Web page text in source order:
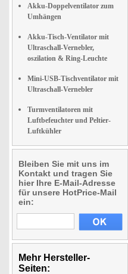
Akku-Doppelventilator zum
Umhängen
Akku-Tisch-Ventilator mit
Ultraschall-Vernebler,
oszilation & Ring-Leuchte
Mini-USB-Tischventilator mit
Ultraschall-Vernebler
Turmventilatoren mit
Luftbefeuchter und Peltier-
Luftkühler
Bleiben Sie mit uns im
Kontakt und tragen Sie
hier Ihre E-Mail-Adresse
für unsere HotPrice-Mail
ein:
Mehr Hersteller-
Seiten: